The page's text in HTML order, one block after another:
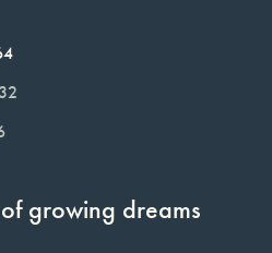
growing dreams